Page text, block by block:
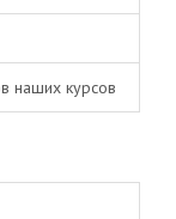
наших курсов